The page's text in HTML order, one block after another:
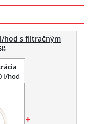
l/hod s filtračným
l/hod